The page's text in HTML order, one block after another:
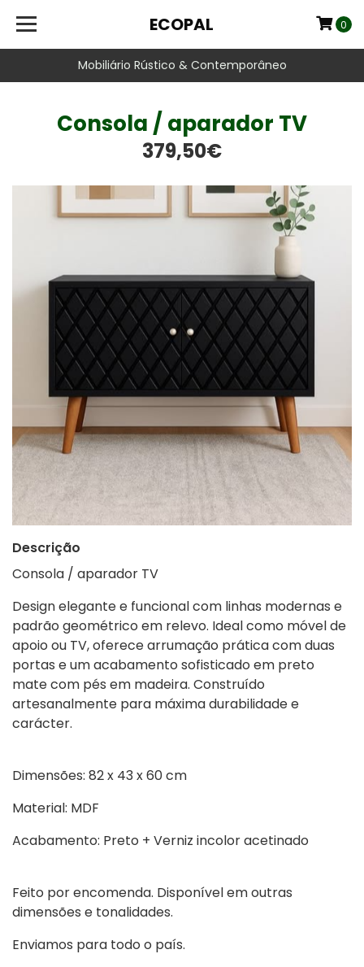
Mobiliário Rústico & Contemporâneo
ECOPAL 0
Consola / aparador TV
379,50€
Descrição
Consola / aparador TV
Design elegante e funcional com linhas modernas e
padrão geométrico em relevo. Ideal como móvel de
apoio ou TV, oferece arrumação prática com duas
portas e um acabamento sofisticado em preto
mate com pés em madeira. Construído
artesanalmente para máxima durabilidade e
carácter.
Dimensões: 82 x 43 x 60 cm
Material: MDF
Acabamento: Preto + Verniz incolor acetinado
Feito por encomenda. Disponível em outras
dimensões e tonalidades.
Enviamos para todo o país.